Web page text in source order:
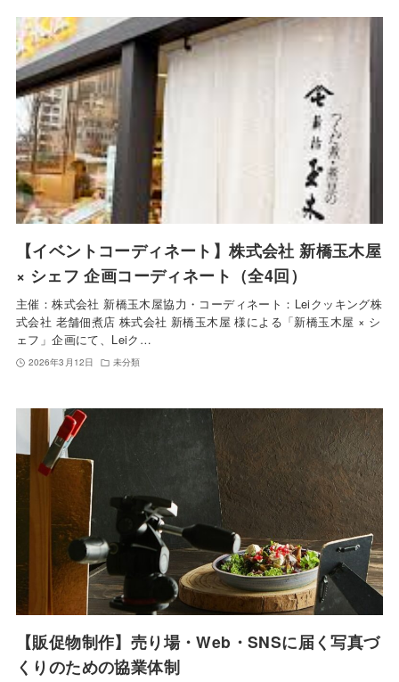
【イベントコーディネート】株式会社 新橋玉木屋
× シェフ 企画コーディネート（全4回）
主催：株式会社 新橋玉木屋協力・コーディネート：Leiクッキング株
式会社 老舗佃煮店 株式会社 新橋玉木屋 様による「新橋玉木屋 × シ
ェフ」企画にて、Leiク…
2026年3月12日 未分類
【販促物制作】売り場・Web・SNSに届く写真づ
くりのための協業体制